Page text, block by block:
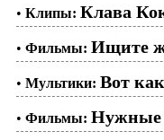
• Клипы: Клава
• Фильмы: Ищите
• Мультики: Вот
• Фильмы: Нужные